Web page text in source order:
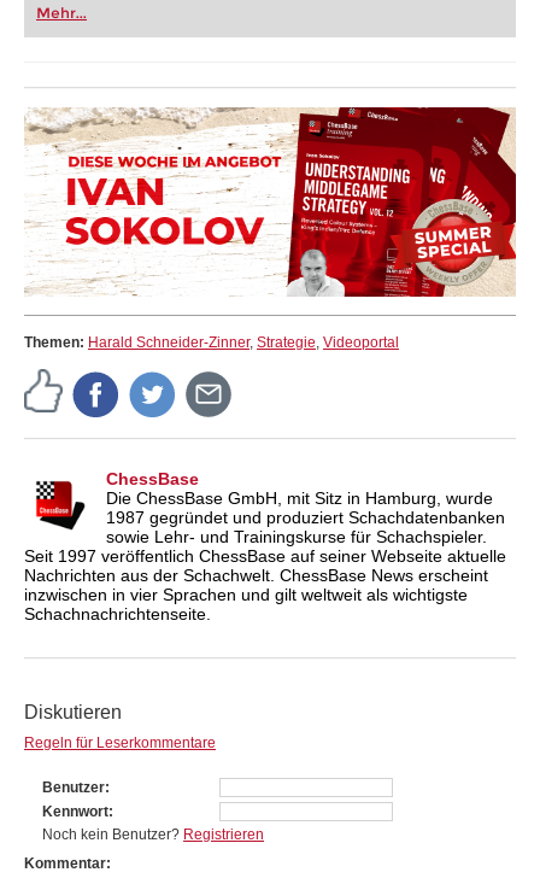
Mehr...
Themen: Harald Schneider-Zinner, Strategie, Videoportal
ChessBase
Die ChessBase GmbH, mit Sitz in Hamburg, wurde
1987 gegründet und produziert Schachdatenbanken
sowie Lehr- und Trainingskurse für Schachspieler.
Seit 1997 veröffentlich ChessBase auf seiner Webseite aktuelle
Nachrichten aus der Schachwelt. ChessBase News erscheint
inzwischen in vier Sprachen und gilt weltweit als wichtigste
Schachnachrichtenseite.
Diskutieren
Regeln für Leserkommentare
Benutzer
Kennwort
Noch kein Benutzer? Registrieren
Kommentar